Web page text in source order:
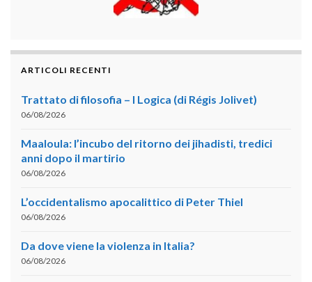
ARTICOLI RECENTI
Trattato di filosofia – I Logica (di Régis Jolivet)
06/08/2026
Maaloula: l’incubo del ritorno dei jihadisti, tredici
anni dopo il martirio
06/08/2026
L’occidentalismo apocalittico di Peter Thiel
06/08/2026
Da dove viene la violenza in Italia?
06/08/2026